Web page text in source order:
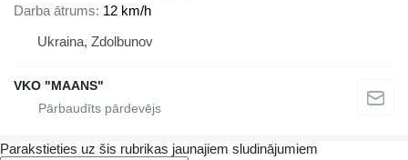
Darba ātrums 12 km/h
Ukraina, Zdolbunov
VKO "MAANS"
Parakstieties uz šis rubrikas jaunajiem sludinājumiem